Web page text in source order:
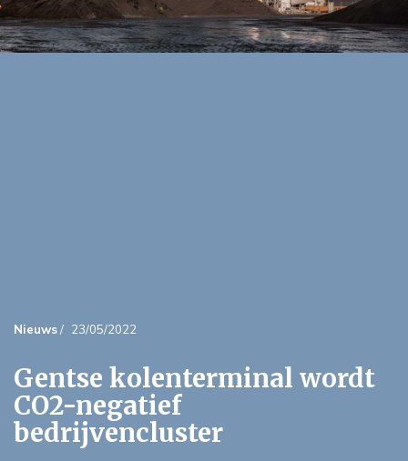
Nieuws/ 23/05/2022
Gentse kolenterminal wordt
CO2-negatief
bedrijvencluster